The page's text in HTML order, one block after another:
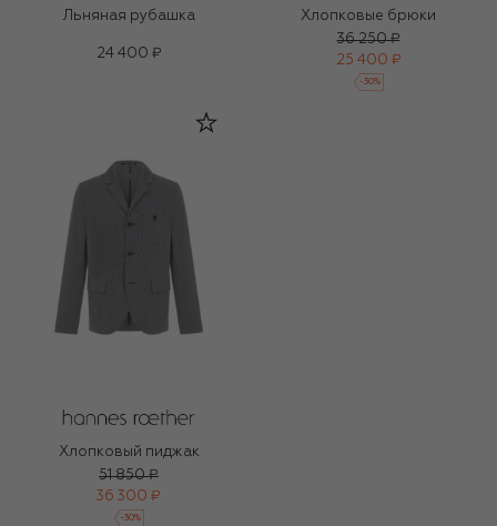
Льняная рубашка
24 400 ₽
Хлопковые брюки
36 250 ₽
25 400 ₽
-30%
Хлопковый пиджак
51 850 ₽
36 300 ₽
-30%